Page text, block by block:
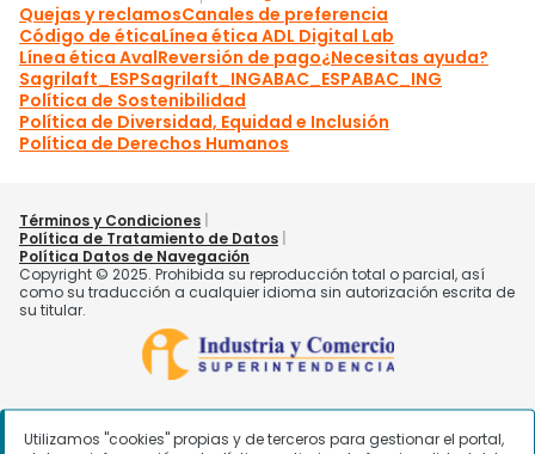
Utilizamos "cookies" propias y de terceros para gestionar el portal,